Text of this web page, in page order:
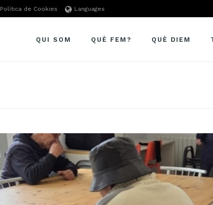
Política de Cookies Languages
QUI SOM QUÈ FEM? QUÈ DIEM